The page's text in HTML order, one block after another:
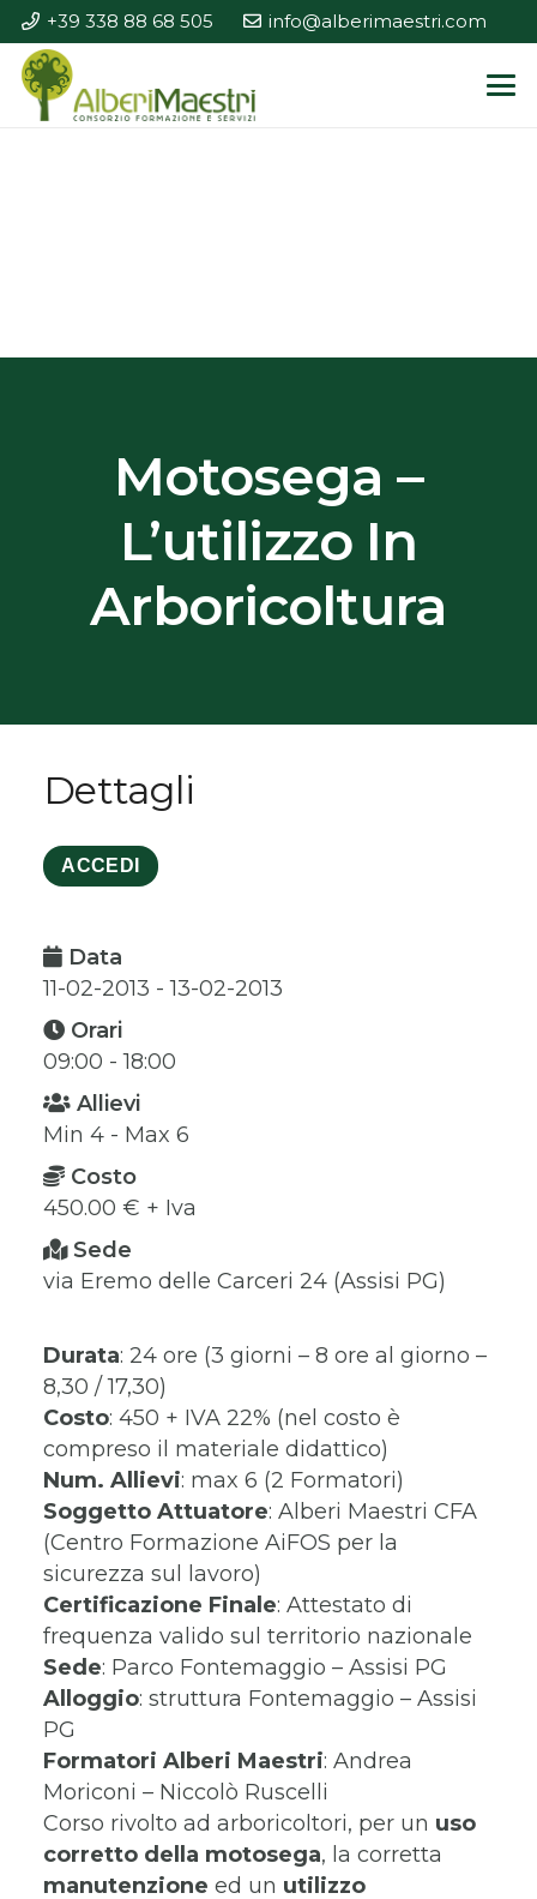
+39 338 88 68 505 info@alberimaestri.com
Motosega –
L’utilizzo In
Arboricoltura
Durata: 24 ore (3 giorni – 8 ore al giorno –
8,30 / 17,30)
Costo: 450 + IVA 22% (nel costo è
compreso il materiale didattico)
Num. Allievi: max 6 (2 Formatori)
Soggetto Attuatore: Alberi Maestri CFA
(Centro Formazione AiFOS per la
sicurezza sul lavoro)
Certificazione Finale: Attestato di
frequenza valido sul territorio nazionale
Sede: Parco Fontemaggio – Assisi PG
Alloggio: struttura Fontemaggio – Assisi
PG
Formatori Alberi Maestri: Andrea
Moriconi – Niccolò Ruscelli
Corso rivolto ad arboricoltori, per un uso
corretto della motosega, la corretta
manutenzione ed un utilizzo
Dettagli
ACCEDI
Data
11-02-2013 - 13-02-2013
Orari
09:00 - 18:00
Allievi
Min 4 - Max 6
Costo
450.00 € + Iva
Sede
via Eremo delle Carceri 24 (Assisi PG)